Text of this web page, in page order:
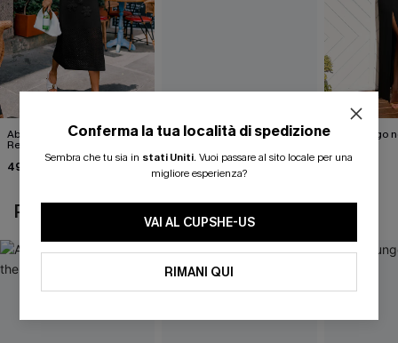
Abito midi nero Highlight
Reel
49,00 €
Abito midi nero Piece of
46,00 €
Abito lungo
44,00 €
POTREBBE INTERESSARTI ANCHE
Conferma la tua località di spedizione
Sembra che tu sia in stati Uniti. Vuoi passare al sito locale per una
migliore esperienza?
VAI AL CUPSHE-US
RIMANI QUI